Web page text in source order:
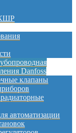
Danfoss
клапаны
автоматизации